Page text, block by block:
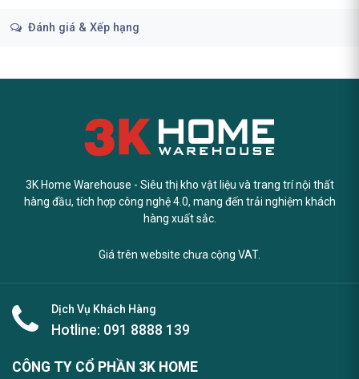
Đánh giá & Xếp hạng
3K Home Warehouse - Siêu thị kho vật liệu và trang trí nội thất
hàng đầu, tích hợp công nghệ 4.0, mang đến trải nghiệm khách
hàng xuất sắc.
Giá trên website chưa cộng VAT.
Dịch Vụ Khách Hàng
Hotline: 091 8888 139
CÔNG TY CỔ PHẦN 3K HOME